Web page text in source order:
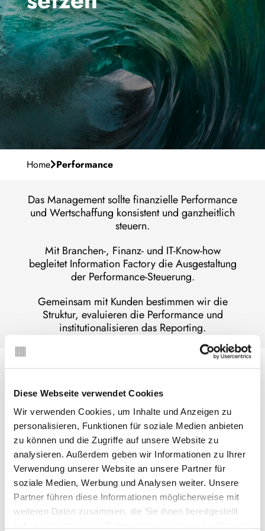
Diese Webseite verwendet Cookies
Wir verwenden Cookies, um Inhalte und Anzeigen zu
personalisieren, Funktionen für soziale Medien anbieten
zu können und die Zugriffe auf unsere Website zu
analysieren. Außerdem geben wir Informationen zu Ihrer
Verwendung unserer Website an unsere Partner für
soziale Medien, Werbung und Analysen weiter. Unsere
Partner führen diese Informationen möglicherweise mit
weiteren Daten zusammen, die Sie ihnen bereitgestellt
Unser Purpose
Management-Team
Meilensteine
Standorte
Karriere
Warum IF
Persönliche Entwicklung
Offene Stellen
de Contact
Home Performance
Das Management sollte finanzielle Performance
und Wertschaffung konsistent und ganzheitlich
steuern.
Mit Branchen-, Finanz- und IT-Know-how
begleitet Information Factory die Ausgestaltung
der Performance-Steuerung.
Gemeinsam mit Kunden bestimmen wir die
Struktur, evaluieren die Performance und
institutionalisieren das Reporting.
Relevante Kennzahlen
Im Ergebnis…
sind die relevanten Positionen aus Erfolgs-
und Gelflussrechnung, der Kostenrechnung,
der Bilanz und dem Ausserbilanzgeschäft
konsistent definiert,
sind die Treiber von Erträgen, Kosten,
Ergebnissen und bedeutenden Ratios
integriert,
vertiefen gezielte KPIs Märkte, Produkte,
Kunden und Kanäle und verfolgen die